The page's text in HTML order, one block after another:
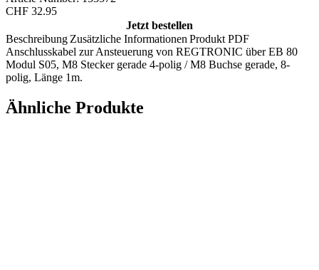
CHF 32.95
Jetzt bestellen
Beschreibung Zusätzliche Informationen Produkt PDF
Anschlusskabel zur Ansteuerung von REGTRONIC über EB 80
Modul S05, M8 Stecker gerade 4-polig / M8 Buchse gerade, 8-
polig, Länge 1m.
Ähnliche Produkte